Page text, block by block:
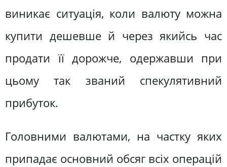
виникає ситуація, коли валюту можна
купити дешевше й через якийсь час
продати її дорожче, одержавши при
цьому так званий спекулятивний
прибуток.
Головними валютами, на частку яких
припадає основний обсяг всіх операцій